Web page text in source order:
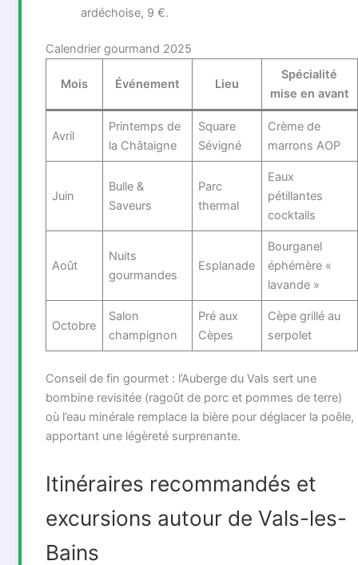
ardéchoise, 9 €.
Calendrier gourmand 2025
Mois Événement Lieu
Spécialité
mise en avant
Avril
Printemps de
la Châtaigne
Square
Sévigné
Crème de
marrons AOP
Juin
Bulle &
Saveurs
Parc
thermal
Eaux
pétillantes
cocktails
Août
Nuits
gourmandes
Esplanade
Bourganel
éphémère «
lavande »
Octobre
Salon
champignon
Pré aux
Cèpes
Cèpe grillé au
serpolet
Conseil de fin gourmet : l’Auberge du Vals sert une
bombine revisitée (ragoût de porc et pommes de terre)
où l’eau minérale remplace la bière pour déglacer la poêle,
apportant une légèreté surprenante.
Itinéraires recommandés et
excursions autour de Vals-les-
Bains